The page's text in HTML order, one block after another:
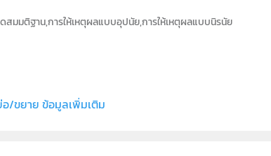
สมมติฐาน,การให้เหตุผลแบบอุปนัย,การให้เหตุผลแบบนิรนัย
/ขยาย ข้อมูลเพิ่มเติม